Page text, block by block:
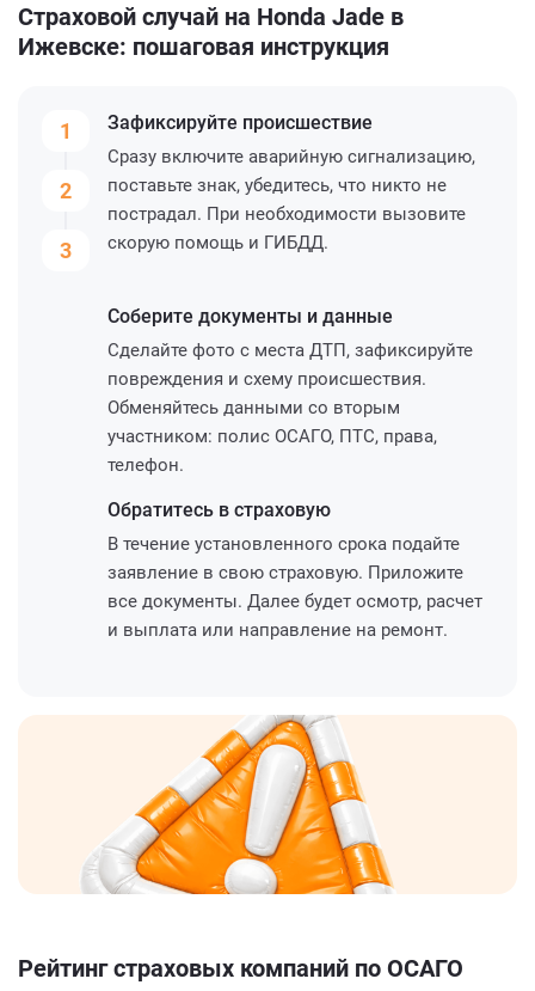
Страховой случай на Honda Jade в
Ижевске: пошаговая инструкция
1
2
3
Зафиксируйте происшествие
Сразу включите аварийную сигнализацию,
поставьте знак, убедитесь, что никто не
пострадал. При необходимости вызовите
скорую помощь и ГИБДД.
Соберите документы и данные
Сделайте фото с места ДТП, зафиксируйте
повреждения и схему происшествия.
Обменяйтесь данными со вторым
участником: полис ОСАГО, ПТС, права,
телефон.
Обратитесь в страховую
В течение установленного срока подайте
заявление в свою страховую. Приложите
все документы. Далее будет осмотр, расчет
и выплата или направление на ремонт.
Рейтинг страховых компаний по ОСАГО